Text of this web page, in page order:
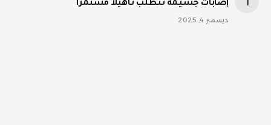
إصابات جسيمة تتطلب تأهيلا مستمرا
ديسمبر 4, 2025